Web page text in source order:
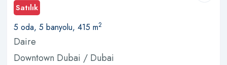
Satılık
5 oda, 5 banyolu, 415 m2
Daire
Downtown Dubai / Dubai